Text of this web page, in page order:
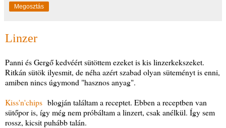
Megosztás
Linzer
Panni és Gergő kedvéért sütöttem ezeket is kis linzerkekszeket.
Ritkán sütök ilyesmit, de néha azért szabad olyan süteményt is enni,
amiben nincs úgymond "hasznos anyag".
Kiss'n'chips blogján találtam a receptet. Ebben a receptben van
sütőpor is, így még nem próbáltam a linzert, csak anélkül. Így sem
rossz, kicsit puhább talán.